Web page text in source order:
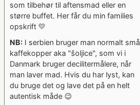
som tilbehør til aftensmad eller en
større buffet. Her får du min families
opskrift 💛
NB: I serbien bruger man normalt små
kaffekopper aka "šoljice", som vi i
Danmark bruger decilitermålere, når
man laver mad. Hvis du har lyst, kan
du bruge det og lave det på en helt
autentisk måde 😉